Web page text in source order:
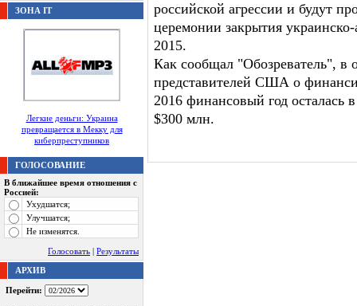
ЗОНА IT
Легкие деньги: Украина
превращается в Мекку для
киберпреступников
ГОЛОСОВАНИЕ
В ближайшее время отношения с
Россией:
Ухудшатся;
Улучшатся;
Не изменятся.
Голосовать | Результаты
АРХИВ
Перейти:
российской агрессии и будут
церемонии закрытия
2015.
Как сообщал "Обозреватель", в
представителей США о
2016 финансовый год осталась
$300 млн.